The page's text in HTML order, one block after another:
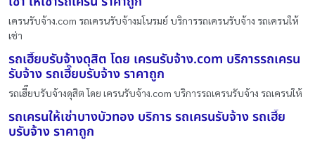
เครนรับจ้าง.com รถเครนรับจ้างมโนรมย์ บริการรถเครนรับจ้าง รถเครนให้
เช่า
รถเฮี๊ยบรับจ้างดุสิต โดย เครนรับจ้าง.com บริการรถเครน
รับจ้าง รถเฮี๊ยบรับจ้าง ราคาถูก
รถเฮี๊ยบรับจ้างดุสิต โดย เครนรับจ้าง.com บริการรถเครนรับจ้าง รถเครนให้
รถเครนให้เช่าบางบัวทอง บริการ รถเครนรับจ้าง รถเฮี๊ย
บรับจ้าง ราคาถูก